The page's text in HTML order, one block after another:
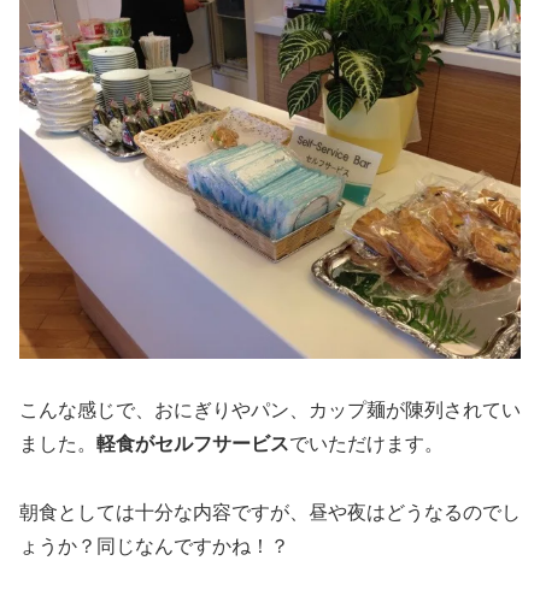
こんな感じで、おにぎりやパン、カップ麺が陳列されてい
ました。 軽食がセルフサービスでいただけます。
朝食としては十分な内容ですが、昼や夜はどうなるのでし
ょうか？同じなんですかね！？